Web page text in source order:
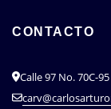
CONTACTO
Calle 97 No. 70C-